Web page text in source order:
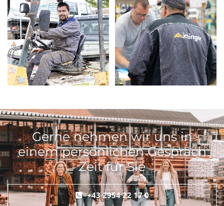
Gerne nehmen wir uns in
einem persönlichen Gespräch
Zeit für Sie
+43 2954 22 17 0